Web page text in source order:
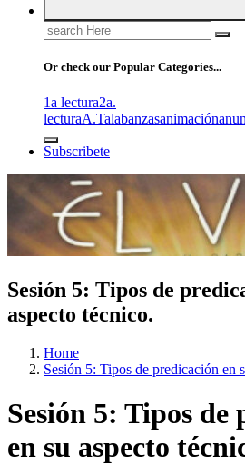
Search
for:
Or check our Popular Categories...
1a lectura2a.
lecturaA.Talabanzasanimación
Subscribete
Sesión 5: Tipos de
aspecto técnico.
Home
Sesión 5: Tipos de predicación en
Sesión 5: Tipos de
en su aspecto